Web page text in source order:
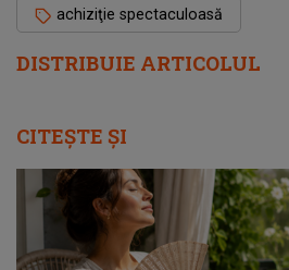
DISTRIBUIE ARTICOLUL
achiziţie spectaculoasă
CITEȘTE ȘI